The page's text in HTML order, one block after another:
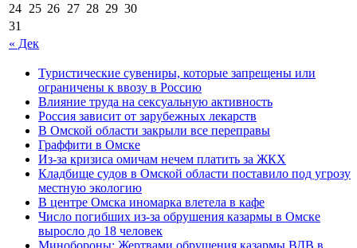
« Дек
24 25 26 27 28 29 30
31
Туристические сувениры, которые запрещены или
ограничены к ввозу в Россию
Влияние труда на сексуальную активность
Россия зависит от зарубежных лекарств
В Омской области закрыли все переправы
Граффити в Омске
Из-за кризиса омичам нечем платить за ЖКХ
Кладбище судов в Омской области поставило под угрозу
местную экологию
В центре Омска иномарка влетела в кафе
Число погибших из-за обрушения казармы в Омске
выросло до 18 человек
Минобороны: Жертвами обрушения казармы ВДВ в